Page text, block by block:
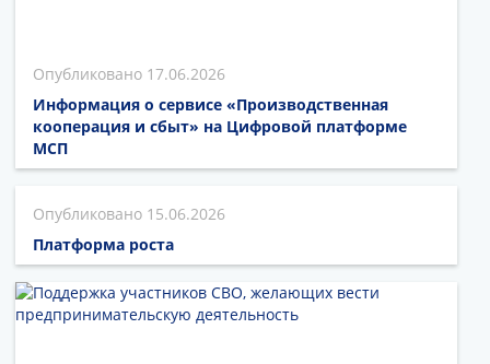
17.06.2026
Информация о сервисе «Производственная
кооперация и сбыт» на Цифровой платформе
МСП
15.06.2026
Платформа роста